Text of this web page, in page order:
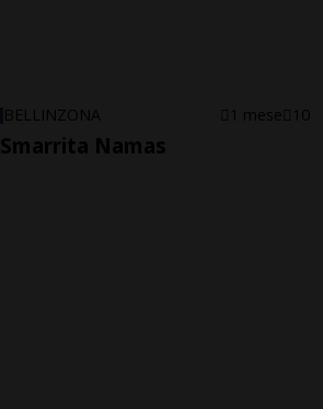
BELLINZONA 1 mese 10
Smarrita Namas